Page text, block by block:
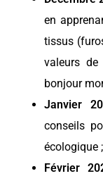
en
tissus
valeurs de
bonjour
Janvier
conseils
écologique ;
Février